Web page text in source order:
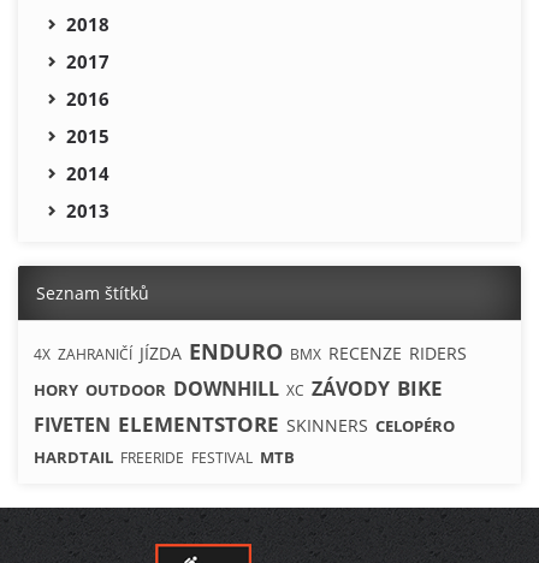
2018
2017
2016
2015
2014
2013
Seznam štítků
4X ZAHRANIČÍ JÍZDA ENDURO BMX RECENZE RIDERS
HORY OUTDOOR DOWNHILL XC ZÁVODY BIKE
FIVETEN ELEMENTSTORE SKINNERS CELOPÉRO
HARDTAIL FREERIDE FESTIVAL MTB